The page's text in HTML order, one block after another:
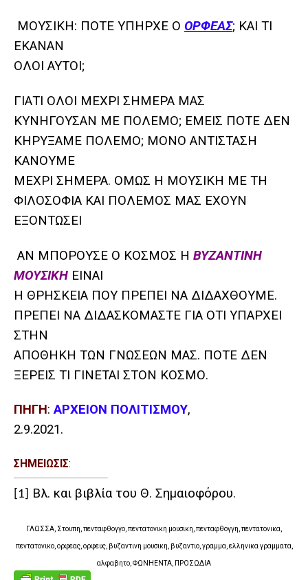
ΜΟΥΣΙΚΗ: ΠΟΤΕ ΥΠΗΡΧΕ Ο ΟΡΦΕΑΣ; ΚΑΙ ΤΙ
ΕΚΑΝΑΝ
ΟΛΟΙ ΑΥΤΟΙ;
ΓΙΑΤΙ ΟΛΟΙ ΜΕΧΡΙ ΣΗΜΕΡΑ ΜΑΣ
ΚΥΝΗΓΟΥΣΑΝ ΜΕ ΠΟΛΕΜΟ; ΕΜΕΙΣ ΠΟΤΕ ΔΕΝ
ΚΗΡΥΞΑΜΕ ΠΟΛΕΜΟ; ΜΟΝΟ ΑΝΤΙΣΤΑΣΗ
ΚΑΝΟΥΜΕ
ΜΕΧΡΙ ΣΗΜΕΡΑ. ΟΜΩΣ Η ΜΟΥΣΙΚΗ ΜΕ ΤΗ
ΦΙΛΟΣΟΦΙΑ ΚΑΙ ΠΟΛΕΜΟΣ ΜΑΣ ΕΧΟΥΝ
ΕΞΟΝΤΩΣΕΙ
ΑΝ ΜΠΟΡΟΥΣΕ Ο ΚΟΣΜΟΣ Η ΒΥΖΑΝΤΙΝΗ
ΜΟΥΣΙΚΗ ΕΙΝΑΙ
Η ΘΡΗΣΚΕΙΑ ΠΟΥ ΠΡΕΠΕΙ ΝΑ ΔΙΔΑΧΘΟΥΜΕ.
ΠΡΕΠΕΙ ΝΑ ΔΙΔΑΣΚΟΜΑΣΤΕ ΓΙΑ ΟΤΙ ΥΠΑΡΧΕΙ
ΣΤΗΝ
ΑΠΟΘΗΚΗ ΤΩΝ ΓΝΩΣΕΩΝ ΜΑΣ. ΠΟΤΕ ΔΕΝ
ΞΕΡΕΙΣ ΤΙ ΓΙΝΕΤΑΙ ΣΤΟΝ ΚΟΣΜΟ.
ΠΗΓΗ:ΑΡΧΕΙΟΝ ΠΟΛΙΤΙΣΜΟΥ,
2.9.2021.
ΣΗΜΕΙΩΣΙΣ:
[1] Βλ. και βιβλία του Θ. Σημαιοφόρου.
ΓΛΩΣΣΑ, Στουπη, πενταφθογγο, πεντατονικη μουσικη, πενταφθογγη, πεντατονικα,
πεντατονικο, ορφεας, ορφευς, βυζαντινη μουσικη, βυζαντιο, γραμμα, ελληνικα γραμματα,
αλφαβητο, ΦΩΝΗΕΝΤΑ, ΠΡΟΣΩΔΙΑ